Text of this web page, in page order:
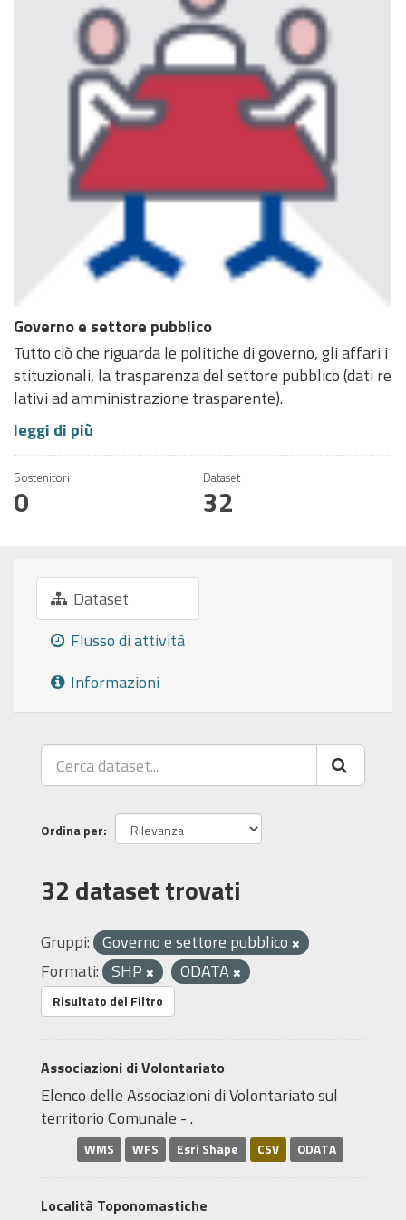
Governo e settore pubblico
Tutto ciò che riguarda le politiche di governo, gli affari i
stituzionali, la trasparenza del settore pubblico (dati re
lativi ad amministrazione trasparente).
leggi di più
Sostenitori
0
Dataset
32
Dataset
Flusso di attività
Informazioni
Ordina per
32 dataset trovati
Gruppi: Governo e settore pubblico
Formati: SHP ODATA
Risultato del Filtro
Associazioni di Volontariato
Elenco delle Associazioni di Volontariato sul
territorio Comunale - .
WMS WFS Esri Shape CSV ODATA
Località Toponomastiche